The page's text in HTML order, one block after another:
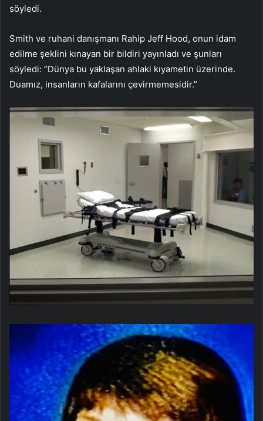
söyledi.
Smith ve ruhani danışmanı Rahip Jeff Hood, onun idam
edilme şeklini kınayan bir bildiri yayınladı ve şunları
söyledi: “Dünya bu yaklaşan ahlaki kıyametin üzerinde.
Duamız, insanların kafalarını çevirmemesidir.”